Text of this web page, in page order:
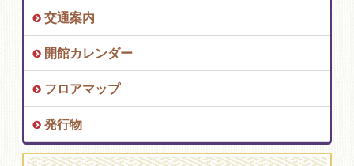
交通案内
開館カレンダー
フロアマップ
発行物